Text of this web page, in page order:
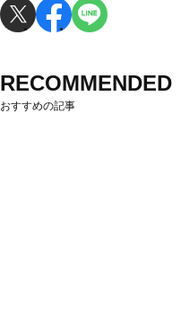
RECOMMENDED
おすすめの記事